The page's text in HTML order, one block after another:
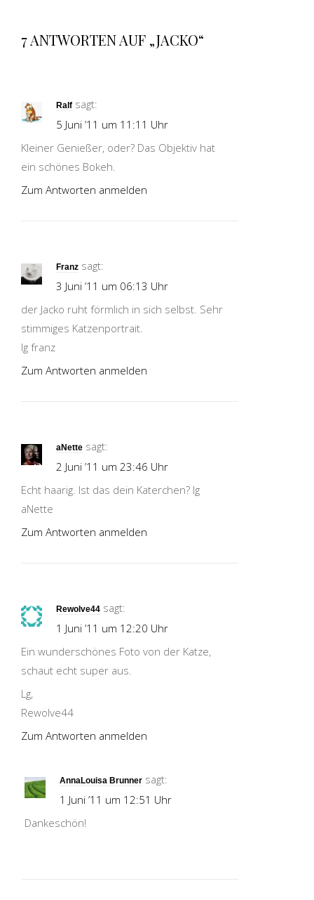
7 ANTWORTEN AUF „JACKO“
Ralf sagt:
5 Juni ’11 um 11:11 Uhr
Kleiner Genießer, oder? Das Objektiv hat
ein schönes Bokeh.
Zum Antworten anmelden
Franz sagt:
3 Juni ’11 um 06:13 Uhr
der Jacko ruht förmlich in sich selbst. Sehr
stimmiges Katzenportrait.
lg franz
Zum Antworten anmelden
aNette sagt:
2 Juni ’11 um 23:46 Uhr
Echt haarig. Ist das dein Katerchen? lg
aNette
Zum Antworten anmelden
Rewolve44 sagt:
1 Juni ’11 um 12:20 Uhr
Ein wunderschönes Foto von der Katze,
schaut echt super aus.
Lg,
Rewolve44
Zum Antworten anmelden
AnnaLouisa Brunner sagt:
1 Juni ’11 um 12:51 Uhr
Dankeschön!